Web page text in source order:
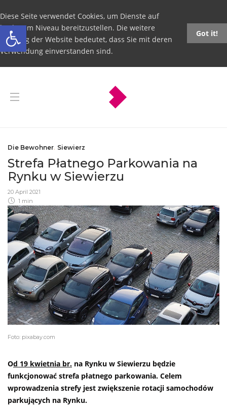
Open toolbar
Diese Seite verwendet Cookies, um Dienste auf
höchstem Niveau bereitzustellen. Die weitere
Nutzung der Website bedeutet, dass Sie mit deren
Verwendung einverstanden sind.
Got it!
Die Bewohner, Siewierz
Strefa Płatnego Parkowania na
Rynku w Siewierzu
20 April 2021
1 min
Foto: pixabay.com
Od 19 kwietnia br. na Rynku w Siewierzu będzie
funkcjonować strefa płatnego parkowania. Celem
wprowadzenia strefy jest zwiększenie rotacji samochodów
parkujących na Rynku.